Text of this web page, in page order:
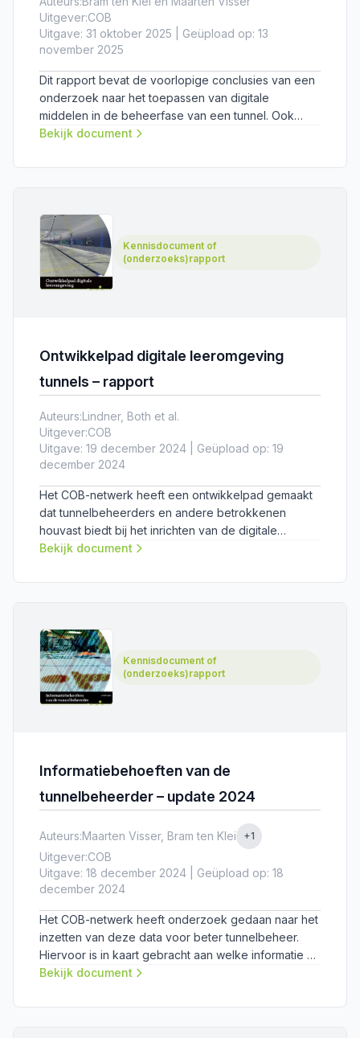
Uitgever:COB
Uitgave: 31 oktober 2025 | Geüpload op: 13
november 2025
Dit rapport bevat de voorlopige conclusies van een
onderzoek naar het toepassen van digitale
middelen in de beheerfase van een tunnel. Ook
biedt het een praktische aanpak om
naar datagedreven assetmanagement.
Bekijk document
Kennisdocument of
(onderzoeks)rapport
Ontwikkelpad digitale leeromgeving
tunnels – rapport
Auteurs:Lindner, Both et al.
Uitgever:COB
Uitgave: 19 december 2024 | Geüpload op: 19
december 2024
Het COB-netwerk heeft een ontwikkelpad gemaakt
dat tunnelbeheerders en andere betrokkenen
houvast biedt bij het inrichten van de digitale
leeromgeving.
Bekijk document
Kennisdocument of
(onderzoeks)rapport
Informatiebehoeften van de
tunnelbeheerder – update 2024
Auteurs:Maarten Visser, Bram ten Klei +1
Uitgever:COB
Uitgave: 18 december 2024 | Geüpload op: 18
december 2024
Het COB-netwerk heeft onderzoek gedaan naar het
inzetten van deze data voor beter tunnelbeheer.
Hiervoor is in kaart gebracht aan welke informatie er
behoefte is bij personen betrokken bij het
Bekijk document